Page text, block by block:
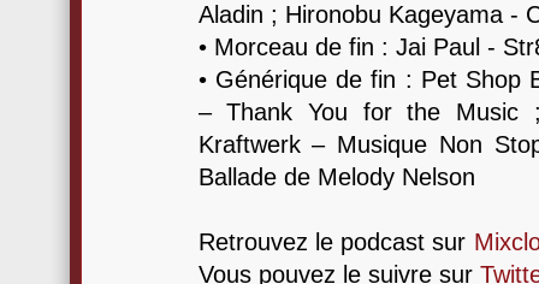
Aladin ; Hironobu Kageyama -
• Morceau de fin : Jai Paul -
• Générique de fin : Pet Shop
– Thank You for the
Kraftwerk – Musique Non
Ballade de Melody Nelson
Retrouvez le podcast sur
Vous pouvez le suivre sur